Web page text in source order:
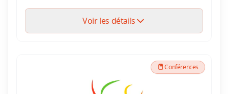
Voir les détails
Conférences